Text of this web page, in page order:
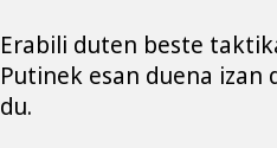
Erabili duten beste
Putinek esan duena
du.